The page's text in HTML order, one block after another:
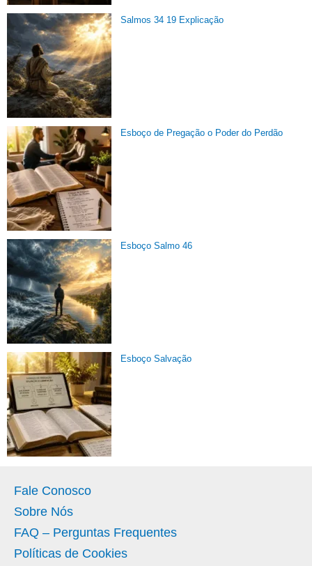
Salmos 34 19 Explicação
Esboço de Pregação o Poder do Perdão
Esboço Salmo 46
Esboço Salvação
Fale Conosco
Sobre Nós
FAQ – Perguntas Frequentes
Políticas de Cookies